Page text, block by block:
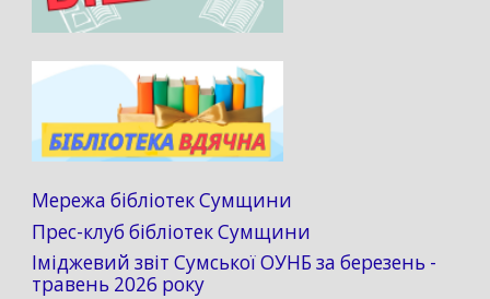
Мережа бібліотек Сумщини
Прес-клуб бібліотек Сумщини
Іміджевий звіт Сумської ОУНБ за березень -
травень 2026 року